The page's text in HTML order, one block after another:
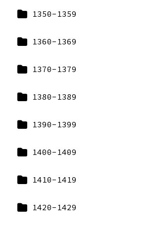
1350-1359
1360-1369
1370-1379
1380-1389
1390-1399
1400-1409
1410-1419
1420-1429